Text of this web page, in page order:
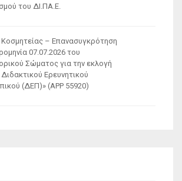
του ΔΙ.ΠΑ.Ε.
– Επανασυγκρότηση
07.07.2026 του
Σώματος για την εκλογή
Ερευνητικού
(ΔΕΠ)» (APP 55920)